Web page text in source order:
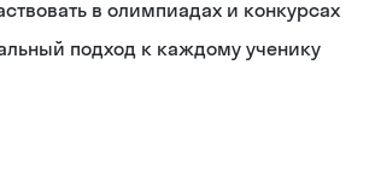
в олимпиадах и конкурсах
подход к каждому ученику